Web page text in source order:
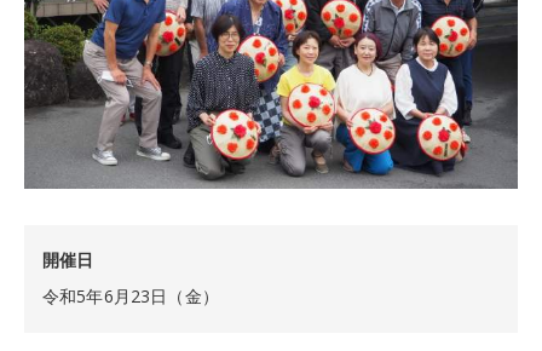
開催日
令和5年6月23日（金）